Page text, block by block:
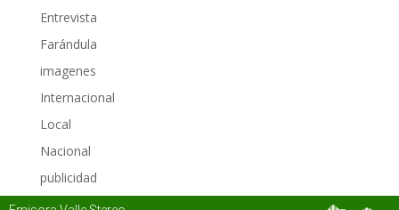
Entrevista
Farándula
imagenes
Internacional
Local
Nacional
publicidad
Regional